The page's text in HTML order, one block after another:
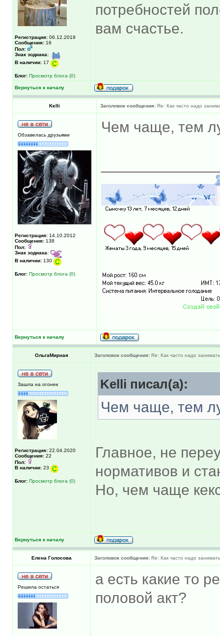
Регистрация: 06.12.2019
Сообщения: 16
Пол:
Знак зодиака:
В наличии: 17
Блог: Просмотр блога (0)
потребностей
вам счастье.
Вернуться к началу
Kelli Заголовок сообщения: Re: Как часто надо
Обзавелась друзьями
Регистрация: 14.10.2012
Сообщения: 138
Пол:
Знак зодиака:
В наличии: 130
Блог: Просмотр блога (0)
Чем чаще, тем
Вернуться к началу
ОльгаМирная Заголовок сообщения: Re: Как часто надо
Зашла на огонек
Регистрация: 22.04.2020
Сообщения: 22
Пол:
В наличии: 23
Блог: Просмотр блога (0)
Kelli писал(а):
Чем чаще, тем
Главное, не
нормативов и
Но, чем чаще
Вернуться к началу
Елена Голосова Заголовок сообщения: Re: Как часто надо
Решила остаться
а есть какие то
половой акт?